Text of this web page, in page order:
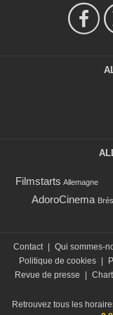
Filmstarts Allemagne
AdoroCinema
Contact Qui sommes-
Politique de cookies
Revue de presse
Retrouvez tous les